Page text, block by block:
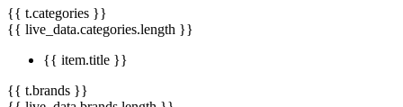
{{ t.categories }}
{{ live_data.categories.length }}
{{ item.title }}
{{ t.brands }}